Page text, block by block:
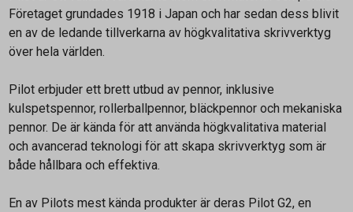
Företaget grundades 1918 i Japan och har sedan dess blivit
en av de ledande tillverkarna av högkvalitativa skrivverktyg
över hela världen.
Pilot erbjuder ett brett utbud av pennor, inklusive
kulspetspennor, rollerballpennor, bläckpennor och mekaniska
pennor. De är kända för att använda högkvalitativa material
och avancerad teknologi för att skapa skrivverktyg som är
både hållbara och effektiva.
En av Pilots mest kända produkter är deras Pilot G2, en